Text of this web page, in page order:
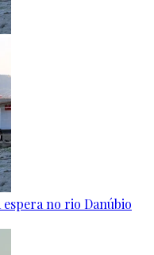
espera no rio Danúbio